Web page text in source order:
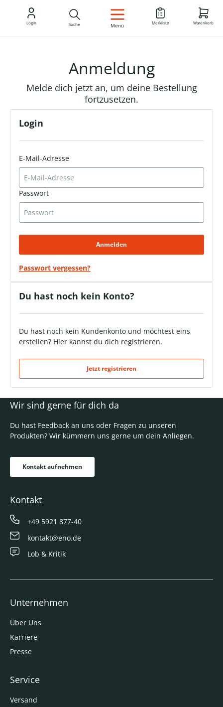
DE
Login Suche Menü Merkliste Warenkorb
Anmeldung
Melde dich jetzt an, um deine Bestellung
fortzusetzen.
Login
E-Mail-Adresse
Passwort
Anmelden
Passwort vergessen?
Du hast noch kein Konto?
Du hast noch kein Kundenkonto und möchtest eins
erstellen? Hier kannst du dich registrieren.
Jetzt registrieren
Wir sind gerne für dich da
Du hast Feedback an uns oder Fragen zu unseren
Produkten? Wir kümmern uns gerne um dein Anliegen.
Kontakt aufnehmen
Kontakt
+49 5921 877-40
kontakt@eno.de
Lob & Kritik
Unternehmen
Über Uns
Karriere
Presse
Service
Versand